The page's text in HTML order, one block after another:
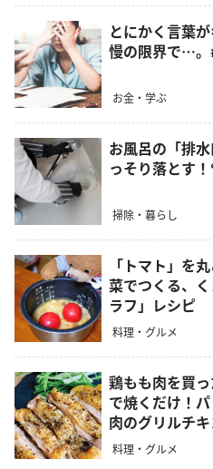
とにかく言葉
慢の限界で…。
お金・学ぶ
お風呂の「排
っそり落とす
掃除・暮らし
「トマト」を
菜でつくる、
ラフ」レシピ
料理・グルメ
鶏もも肉を買
で焼くだけ！
肉のグリルチ
料理・グルメ